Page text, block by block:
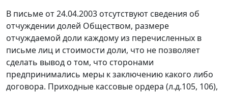
В письме от 24.04.2003 отсутствуют сведения об
отчуждении долей Обществом, размере
отчуждаемой доли каждому из перечисленных в
письме лиц и стоимости доли, что не позволяет
сделать вывод о том, что сторонами
предпринимались меры к заключению какого либо
договора. Приходные кассовые ордера (л.д.105, 106),